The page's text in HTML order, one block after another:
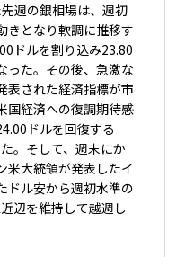
週の銀相場は、週初
きとなり軟調に推移す
ドルを割り込み23.80
った。その後、急激な
表された経済指標が市
国経済への復調期待感
ドルを回復する
。そして、週末にか
米大統領が発表したイ
ドル安から週初水準の
辺を維持して越週し